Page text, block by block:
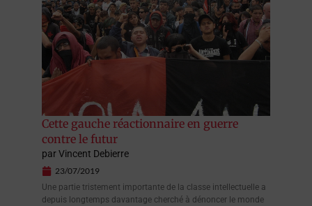
Cette gauche réactionnaire en guerre
contre le futur
parVincent Debierre
23/07/2019
Une partie tristement importante de la classe intellectuelle a
depuis longtemps davantage cherché à dénoncer le monde